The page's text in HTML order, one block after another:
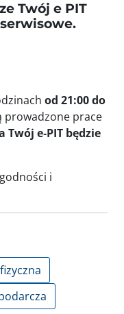
Twój e PIT
od 21:00 do
prowadzone prace
Twój e‑PIT będzie
i